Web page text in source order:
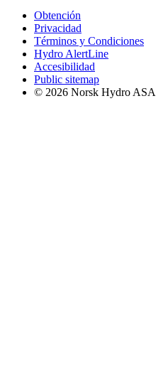
Obtención
Privacidad
Términos y Condiciones
Hydro AlertLine
Accesibilidad
Public sitemap
© 2026 Norsk Hydro ASA